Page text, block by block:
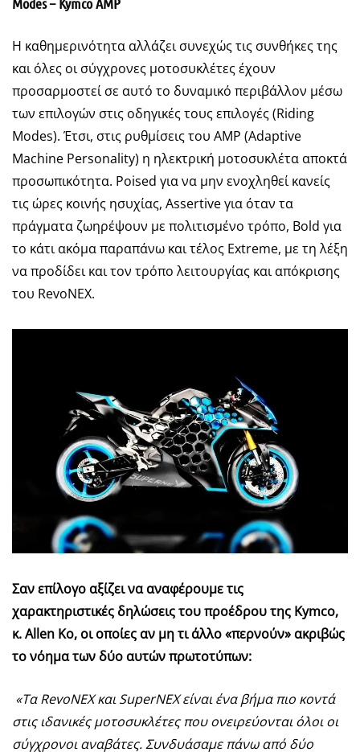
Η καθημερινότητα αλλάζει συνεχώς τις συνθήκες της
και όλες οι σύγχρονες μοτοσυκλέτες έχουν
προσαρμοστεί σε αυτό το δυναμικό περιβάλλον μέσω
των επιλογών στις οδηγικές τους επιλογές (Riding
Modes). Έτσι, στις ρυθμίσεις του AMP (Adaptive
Machine Personality) η ηλεκτρική μοτοσυκλέτα αποκτά
προσωπικότητα. Poised για να μην ενοχληθεί κανείς
τις ώρες κοινής ησυχίας, Assertive για όταν τα
πράγματα ζωηρέψουν με πολιτισμένο τρόπο, Bold για
το κάτι ακόμα παραπάνω και τέλος Extreme, με τη λέξη
να προδίδει και τον τρόπο λειτουργίας και απόκρισης
του RevoNEX.
Σαν επίλογο αξίζει να αναφέρουμε τις
χαρακτηριστικές δηλώσεις του προέδρου της Kymco,
κ. Allen Ko, οι οποίες αν μη τι άλλο «περνούν» ακριβώς
το νόημα των δύο αυτών πρωτοτύπων:
«Τα RevoNEX και SuperNEX είναι ένα βήμα πιο κοντά
στις ιδανικές μοτοσυκλέτες που ονειρεύονται όλοι οι
σύγχρονοι αναβάτες. Συνδυάσαμε πάνω από δύο